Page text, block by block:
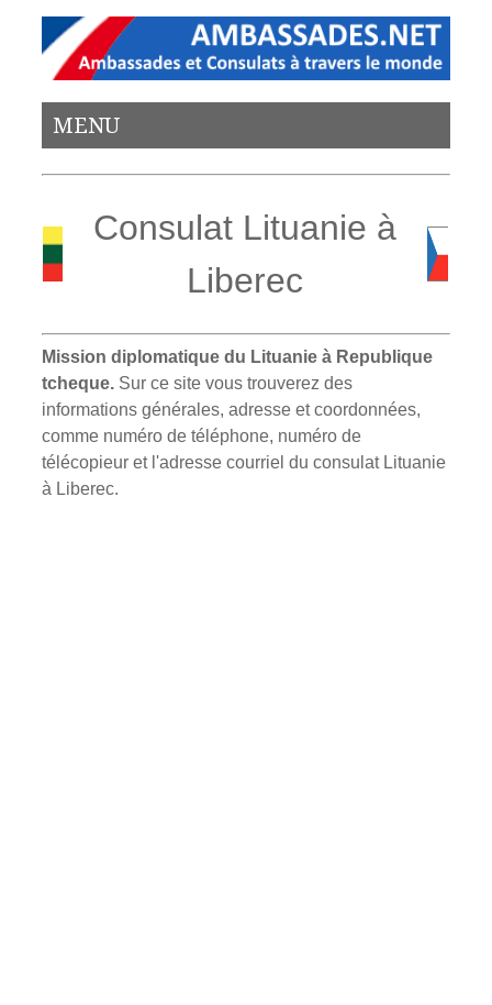
MENU
Consulat Lituanie à
Liberec
Mission diplomatique du Lituanie à Republique
tcheque. Sur ce site vous trouverez des
informations générales, adresse et coordonnées,
comme numéro de téléphone, numéro de
télécopieur et l'adresse courriel du consulat Lituanie
à Liberec.